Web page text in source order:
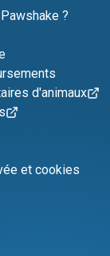
?
d'animaux
et cookies